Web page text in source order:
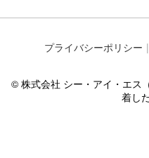
プライバシーポリシー
© 株式会社 シー・アイ・エス
着し